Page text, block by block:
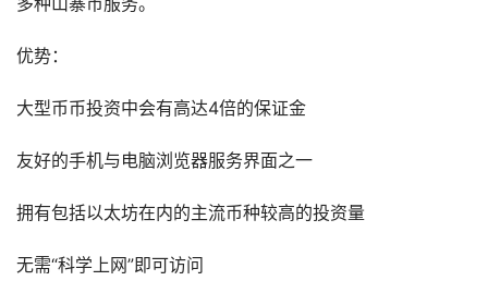
优势：
大型币币投资中会有高达4倍的保证金
友好的手机与电脑浏览器服务界面之一
拥有包括以太坊在内的主流币种较高的投资量
无需“科学上网”即可访问